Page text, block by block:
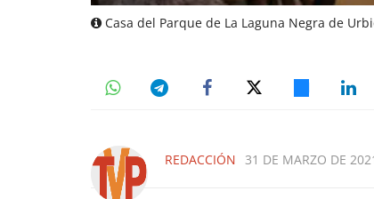
Casa del Parque de La Laguna Negra de
REDACCIÓN 31 DE MARZO DE